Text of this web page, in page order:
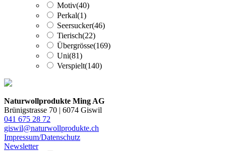
Motiv(40)
Perkal(1)
Seersucker(46)
Tierisch(22)
Übergrösse(169)
Uni(81)
Verspielt(140)
Naturwollprodukte Ming AG
Brünigstrasse 70 | 6074 Giswil
041 675 28 72
giswil@naturwollprodukte.ch
Impressum/Datenschutz
Newsletter